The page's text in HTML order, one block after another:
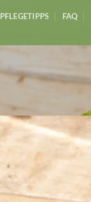
PFLEGETIPPS FAQ